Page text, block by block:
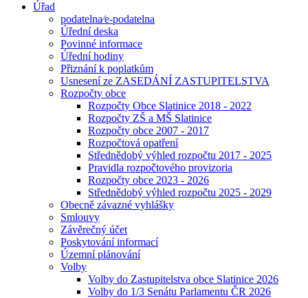
Úřad
podatelna⁄e-podatelna
Úřední deska
Povinné informace
Úřední hodiny
Přiznání k poplatkům
Usnesení ze ZASEDÁNÍ ZASTUPITELSTVA
Rozpočty obce
Rozpočty Obce Slatinice 2018 - 2022
Rozpočty ZŠ a MŠ Slatinice
Rozpočty obce 2007 - 2017
Rozpočtová opatření
Střednědobý výhled rozpočtu 2017 - 2025
Pravidla rozpočtového provizoria
Rozpočty obce 2023 - 2026
Střednědobý výhled rozpočtu 2025 - 2029
Obecně závazné vyhlášky
Smlouvy
Závěrečný účet
Poskytování informací
Územní plánování
Volby
Volby do Zastupitelstva obce Slatinice 2026
Volby do 1/3 Senátu Parlamentu ČR 2026